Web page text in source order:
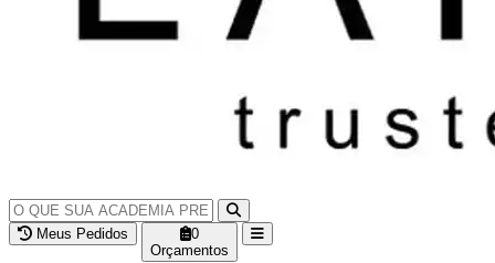
Meus Pedidos
0
Orçamentos